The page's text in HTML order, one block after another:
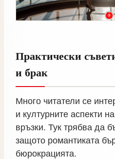
Практически
и брак
Много читатели се
и културните аспекти
връзки. Тук трябва да
защото романтиката
бюрокрацията.